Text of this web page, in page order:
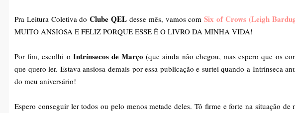
Pra Leitura Coletiva do Clube QEL desse mês, vamos comSix of Crows (Leigh
MUITO ANSIOSA E FELIZ PORQUE ESSE É O LIVRO DA MINHA VIDA!
Por fim, escolhi o Intrínsecos de Março(que ainda não chegou, mas espero que os
que quero ler. Estava ansiosa demais por essa publicação e surtei quando a Intrínseca
do meu aniversário!
Espero conseguir ler todos ou pelo menos metade deles. Tô firme e forte na situação